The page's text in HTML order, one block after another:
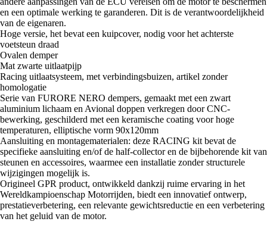
en een optimale werking te garanderen. Dit is de verantwoordelijkheid
van de eigenaren.
Hoge versie, het bevat een kuipcover, nodig voor het achterste
voetsteun draad
Ovalen demper
Mat zwarte uitlaatpijp
Racing uitlaatsysteem, met verbindingsbuizen, artikel zonder
homologatie
Serie van FURORE NERO dempers, gemaakt met een zwart
aluminium lichaam en Avional doppen verkregen door CNC-
bewerking, geschilderd met een keramische coating voor hoge
temperaturen, elliptische vorm 90x120mm
Aansluiting en montagematerialen: deze RACING kit bevat de
specifieke aansluiting en/of de half-collector en de bijbehorende kit van
steunen en accessoires, waarmee een installatie zonder structurele
wijzigingen mogelijk is.
Origineel GPR product, ontwikkeld dankzij ruime ervaring in het
Wereldkampioenschap Motorrijden, biedt een innovatief ontwerp,
prestatieverbetering, een relevante gewichtsreductie en een verbetering
van het geluid van de motor.